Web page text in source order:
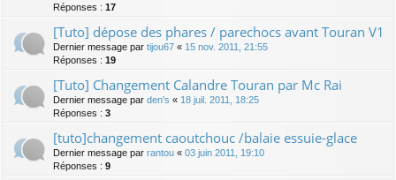
Réponses : 17
[Tuto] dépose des phares / parechocs avant Touran V1
Dernier message par tijou67 « 15 nov. 2011, 21:55
Réponses : 19
[Tuto] Changement Calandre Touran par Mc Rai
Dernier message par den's « 18 juil. 2011, 18:25
Réponses : 3
[tuto]changement caoutchouc /balaie essuie-glace
Dernier message par rantou « 03 juin 2011, 19:10
Réponses : 9